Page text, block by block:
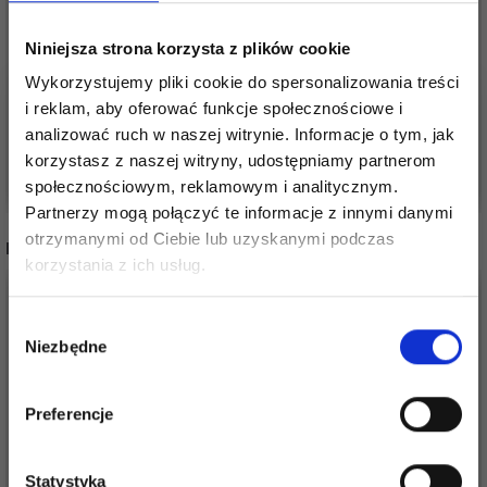
Niniejsza strona korzysta z plików cookie
Wykorzystujemy pliki cookie do spersonalizowania treści
i reklam, aby oferować funkcje społecznościowe i
analizować ruch w naszej witrynie. Informacje o tym, jak
korzystasz z naszej witryny, udostępniamy partnerom
społecznościowym, reklamowym i analitycznym.
Partnerzy mogą połączyć te informacje z innymi danymi
otrzymanymi od Ciebie lub uzyskanymi podczas
korzystania z ich usług.
zgody
Niezbędne
Preferencje
Statystyka
ALUMINIUM, RÓŻNE
17,65 zł
Dodaj do koszyka
PLASTIKOWE, RÓŻNE
9,65 zł
Dodaj do koszyka
INNI TEŻ WIDZIELI
Oszczędź nawet do 50%
miłośników włóczek i uzyskaj wyłączny
dostęp do inspirujących wzorów na druty i